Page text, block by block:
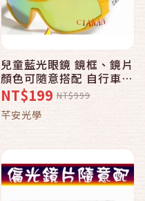
兒童藍光眼鏡 鏡框、鏡片
顏色可隨意搭配 自行車、
腳踏車、公路車 寶麗來偏
NT$199 NT$999
芊安光學